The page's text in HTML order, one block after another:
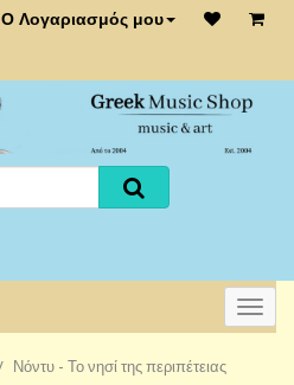
Ο Λογαριασμός μου
Νόντυ - Το νησί της περιπέτειας